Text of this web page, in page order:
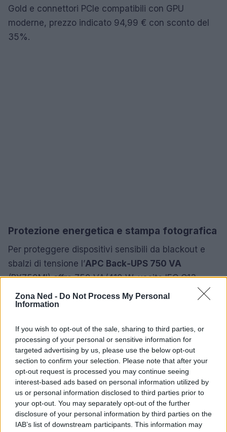
Zona Ned - Do Not Process My Personal
Information
If you wish to opt-out of the sale, sharing to third parties, or
processing of your personal or sensitive information for
targeted advertising by us, please use the below opt-out
section to confirm your selection. Please note that after your
opt-out request is processed you may continue seeing
interest-based ads based on personal information utilized by
us or personal information disclosed to third parties prior to
your opt-out. You may separately opt-out of the further
disclosure of your personal information by third parties on the
IAB’s list of downstream participants. This information may
Gold e connettori PCIe compatibili con GPU
moderne, prezzo indicato 94,99 € con sconto del
35%.
Protezione energetica e stampa fotografica
Per proteggere dispositivi sensibili da blackout e
sbalzi di tensione l’APC Back‑UPS 750 VA
(BX750MI) offre 750 VA/410 W, uscite IEC‑C13,
batteria di backup e regolazione automatica della
tensioneAVR
Kodak Dock Era Photo Printerstampa 10×15 con
tecnologia a sublimazione e finitura laminata, kit
iniziale incluso; il prezzo segnalato in offerta è
129,99 € con uno sconto indicato del 19% e
rappresenta una soluzione pratica per trasformare
foto da smartphone in ricordi tangibili.
In conclusione, la sezioneAmazon techoffre un